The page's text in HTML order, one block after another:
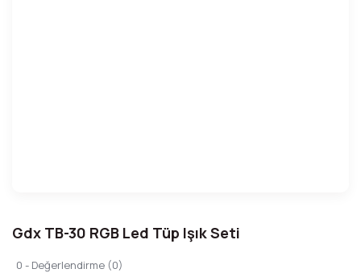
Gdx TB-30 RGB Led Tüp Işık Seti
0 - Değerlendirme (0)